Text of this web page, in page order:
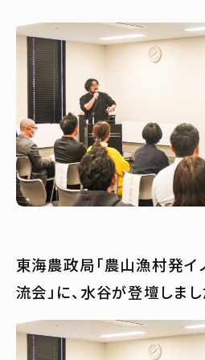
東海農政局「農山漁村発イ
流会」に、水谷が登壇しまし